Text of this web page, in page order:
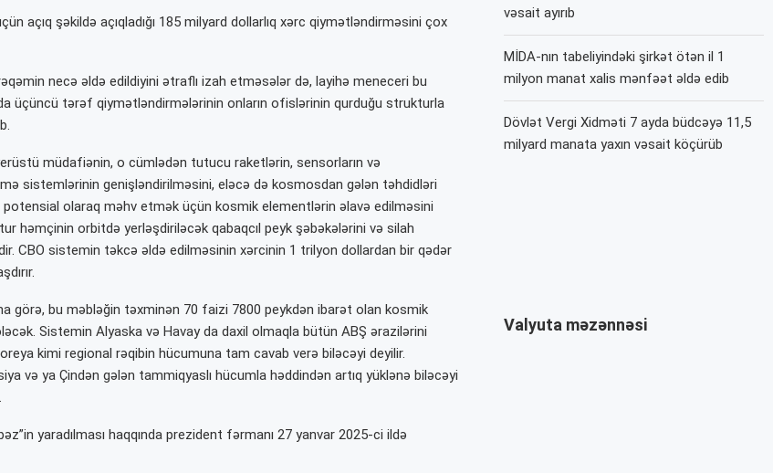
açıq şəkildə açıqladığı 185 milyard dollarlıq xərc qiymətləndirməsini çox
necə əldə edildiyini ətraflı izah etməsələr də, layihə meneceri bu
üçüncü tərəf qiymətləndirmələrinin onların ofislərinin qurduğu strukturla
yerüstü müdafiənin, o cümlədən tutucu raketlərin, sensorların və
sistemlərinin genişləndirilməsini, eləcə də kosmosdan gələn təhdidləri
olaraq məhv etmək üçün kosmik elementlərin əlavə edilməsini
həmçinin orbitdə yerləşdiriləcək qabaqcıl peyk şəbəkələrini və silah
CBO sistemin təkcə əldə edilməsinin xərcinin 1 trilyon dollardan bir qədər
görə, bu məbləğin təxminən 70 faizi 7800 peykdən ibarət olan kosmik
Sistemin Alyaska və Havay da daxil olmaqla bütün ABŞ ərazilərini
kimi regional rəqibin hücumuna tam cavab verə biləcəyi deyilir.
və ya Çindən gələn tammiqyaslı hücumla həddindən artıq yüklənə biləcəyi
yaradılması haqqında prezident fərmanı 27 yanvar 2025-ci ildə
vəsait ayırıb
MİDA-nın tabeliyindəki şirkət ötən il 1
milyon manat xalis mənfəət əldə edib
Dövlət Vergi Xidməti 7 ayda büdcəyə 11,5
milyard manata yaxın vəsait köçürüb
Valyuta məzənnəsi